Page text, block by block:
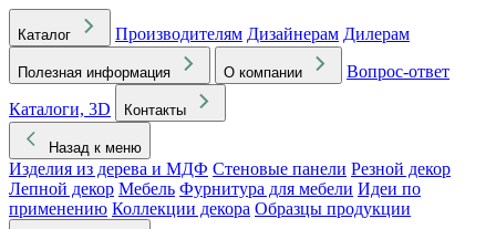
Каталог Производителям Дизайнерам Дилерам
Полезная информация О компании
Вопрос-ответ
Каталоги, 3D
Контакты
Назад к меню
Изделия из дерева и МДФ Стеновые панели Резной декор
Лепной декор Мебель Фурнитура для мебели Идеи по
применению Коллекции декора Образцы продукции